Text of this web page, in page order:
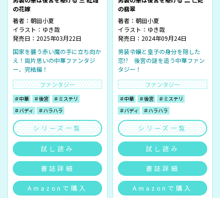
の花嫁
著者： 朝田小夏
イラスト： ゆき哉
発売日：2025年03月22日
国家を襲う赤い魔の手に立ち向か
え！両片思いの中華ファンタジ
ー、完結編！
ファンタジー
＃中華 ＃後宮
＃ミステリ
＃バディ
＃ハラハラ
シリーズ一覧
試し読み
書誌詳細
Amazonで購入
の翡翠
著者： 朝田小夏
イラスト： ゆき哉
発売日：2024年09月24日
男装令嬢と皇子の身分を隠した
恋!? 後宮の謎を追う中華ファン
タジー！
ファンタジー
＃中華 ＃後宮
＃ミステリ
＃バディ
＃ハラハラ
シリーズ一覧
試し読み
書誌詳細
Amazonで購入